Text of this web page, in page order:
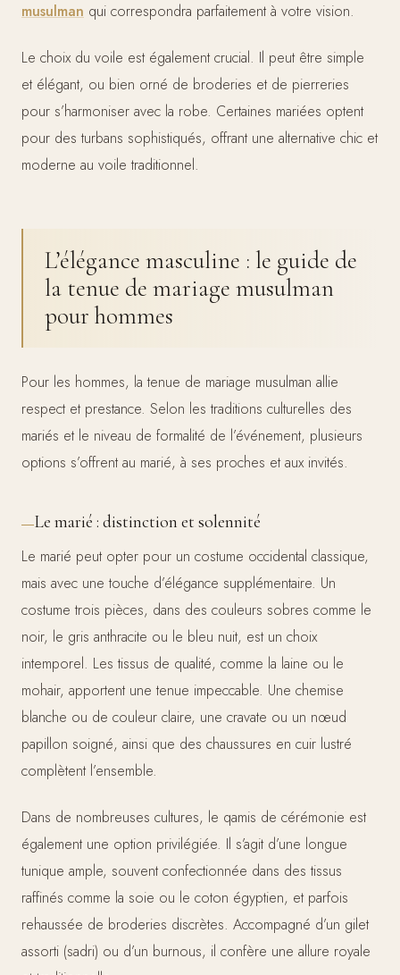
musulman qui correspondra parfaitement à votre vision.
Le choix du voile est également crucial. Il peut être simple
et élégant, ou bien orné de broderies et de pierreries
pour s’harmoniser avec la robe. Certaines mariées optent
pour des turbans sophistiqués, offrant une alternative chic et
moderne au voile traditionnel.
L’élégance masculine : le guide de
la tenue de mariage musulman
pour hommes
Pour les hommes, la tenue de mariage musulman allie
respect et prestance. Selon les traditions culturelles des
mariés et le niveau de formalité de l’événement, plusieurs
options s’offrent au marié, à ses proches et aux invités.
Le marié : distinction et solennité
Le marié peut opter pour un costume occidental classique,
mais avec une touche d’élégance supplémentaire. Un
costume trois pièces, dans des couleurs sobres comme le
noir, le gris anthracite ou le bleu nuit, est un choix
intemporel. Les tissus de qualité, comme la laine ou le
mohair, apportent une tenue impeccable. Une chemise
blanche ou de couleur claire, une cravate ou un nœud
papillon soigné, ainsi que des chaussures en cuir lustré
complètent l’ensemble.
Dans de nombreuses cultures, le qamis de cérémonie est
également une option privilégiée. Il s’agit d’une longue
tunique ample, souvent confectionnée dans des tissus
raffinés comme la soie ou le coton égyptien, et parfois
rehaussée de broderies discrètes. Accompagné d’un gilet
assorti (sadri) ou d’un burnous, il confère une allure royale